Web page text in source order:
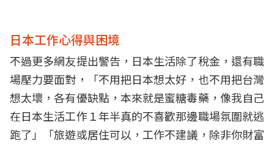
日本工作心得與困境
不過更多網友提出警告，日本生活除了稅金，還有職
場壓力要面對，「不用把日本想太好，也不用把台灣
想太壞，各有優缺點，本來就是蜜糖毒藥，像我自己
在日本生活工作１年半真的不喜歡那邊職場氛圍就逃
跑了」「旅遊或居住可以，工作不建議，除非你財富